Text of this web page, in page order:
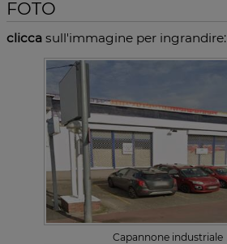
FOTO
clicca sull'immagine per ingrandire:
Capannone industriale